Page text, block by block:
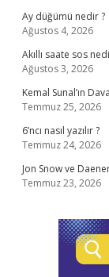
Ay düğümü nedir ?
Ağustos 4, 2026
Akıllı saate sos
Ağustos 3, 2026
Kemal Sunal’ın
Temmuz 25, 2026
6’ncı nasıl yazılır ?
Temmuz 24, 2026
Jon Snow ve
Temmuz 23, 2026